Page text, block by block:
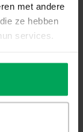
met andere
ze hebben
services.
/ HR+ / HR++ /
de binnenzijde
folie
hiervoor te